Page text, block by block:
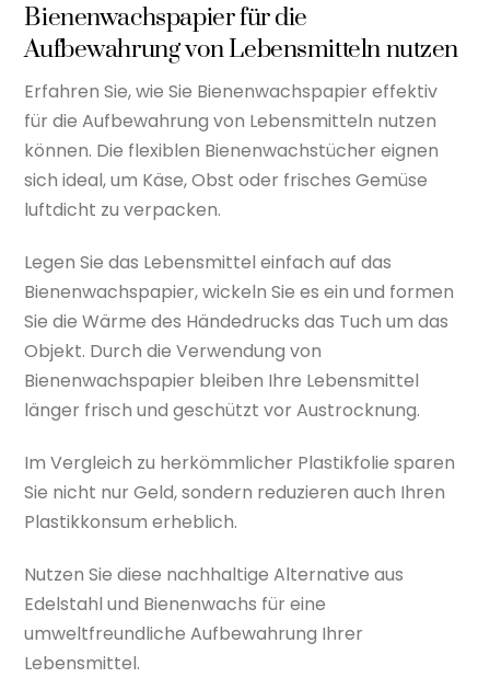
Bienenwachspapier für die
Aufbewahrung von Lebensmitteln nutzen
Erfahren Sie, wie Sie Bienenwachspapier effektiv
für die Aufbewahrung von Lebensmitteln nutzen
können. Die flexiblen Bienenwachstücher eignen
sich ideal, um Käse, Obst oder frisches Gemüse
luftdicht zu verpacken.
Legen Sie das Lebensmittel einfach auf das
Bienenwachspapier, wickeln Sie es ein und formen
Sie die Wärme des Händedrucks das Tuch um das
Objekt. Durch die Verwendung von
Bienenwachspapier bleiben Ihre Lebensmittel
länger frisch und geschützt vor Austrocknung.
Im Vergleich zu herkömmlicher Plastikfolie sparen
Sie nicht nur Geld, sondern reduzieren auch Ihren
Plastikkonsum erheblich.
Nutzen Sie diese nachhaltige Alternative aus
Edelstahl und Bienenwachs für eine
umweltfreundliche Aufbewahrung Ihrer
Lebensmittel.